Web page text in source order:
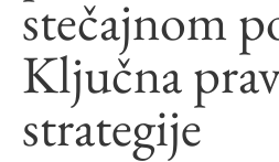
stečajnom
Ključna
strategije